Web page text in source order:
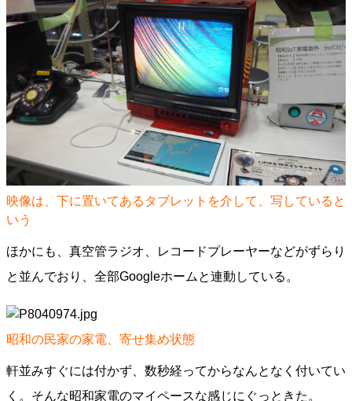
映像は、下に置いてあるタブレットを介して、写していると
いう
ほかにも、真空管ラジオ、レコードプレーヤーなどがずらり
と並んでおり、全部Googleホームと連動している。
昭和の民家の家電、寄せ集め状態
軒並みすぐには付かず、数秒経ってからなんとなく付いてい
く。そんな昭和家電のマイペースな感じにぐっときた。